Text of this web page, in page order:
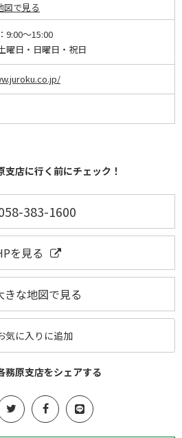
図で見る
9:00～15:00
曜日・日曜日・祝日
支店に行く前にチェック！
383-1600
を見る
きな地図で見る
気に入りに追加
務原支店をシェアする